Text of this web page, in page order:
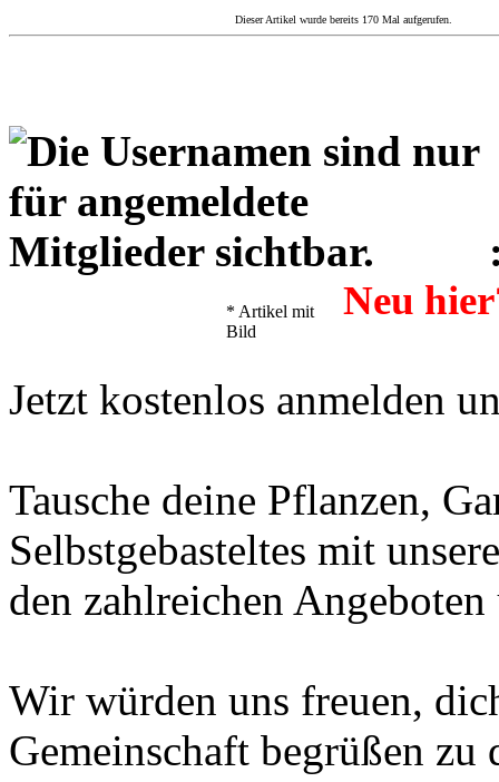
Dieser Artikel wurde bereits 170 Mal aufgerufen.
* Artikel mit
Bild
Neu
Jetzt kostenlos anmelden
Tausche deine Pflanzen,
Selbstgebasteltes mit
den zahlreichen Angeboten
Wir würden uns freuen,
Gemeinschaft begrüßen zu